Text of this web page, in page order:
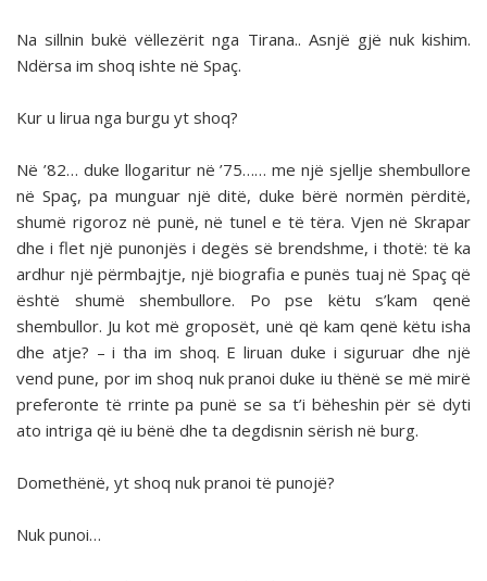
Na sillnin bukë vëllezërit nga Tirana.. Asnjë gjë nuk kishim.
Ndërsa im shoq ishte në Spaç.
Kur u lirua nga burgu yt shoq?
Në ’82… duke llogaritur në ’75…… me një sjellje shembullore
në Spaç, pa munguar një ditë, duke bërë normën përditë,
shumë rigoroz në punë, në tunel e të tëra. Vjen në Skrapar
dhe i flet një punonjës i degës së brendshme, i thotë: të ka
ardhur një përmbajtje, një biografia e punës tuaj në Spaç që
është shumë shembullore. Po pse këtu s’kam qenë
shembullor. Ju kot më groposët, unë që kam qenë këtu isha
dhe atje? – i tha im shoq. E liruan duke i siguruar dhe një
vend pune, por im shoq nuk pranoi duke iu thënë se më mirë
preferonte të rrinte pa punë se sa t’i bëheshin për së dyti
ato intriga që iu bënë dhe ta degdisnin sërish në burg.
Domethënë, yt shoq nuk pranoi të punojë?
Nuk punoi…